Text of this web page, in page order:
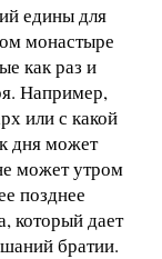
едины для
монастыре
как раз и
Например,
или с какой
дня может
может утром
позднее
который дает
братии.